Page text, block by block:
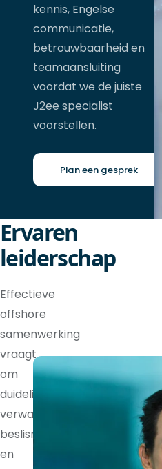
kennis, Engelse
communicatie,
betrouwbaarheid en
teamaansluiting
voordat we de juiste
J2ee specialist
voorstellen.
Plan een gesprek
Ervaren
leiderschap
Effectieve
offshore
samenwerking
vraagt
om
duidelijke
verwachtingen,
beslisrechten
en